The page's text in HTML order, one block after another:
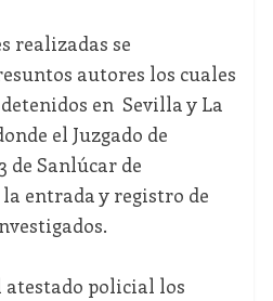
realizadas se
autores los cuales
en Sevilla y La
el Juzgado de
de Sanlúcar de
entrada y registro de
atestado policial los